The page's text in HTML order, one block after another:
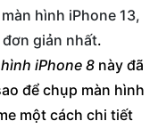
hình iPhone 13,
đơn giản nhất.
iPhone 8 này đã
để chụp màn hình
một cách chi tiết